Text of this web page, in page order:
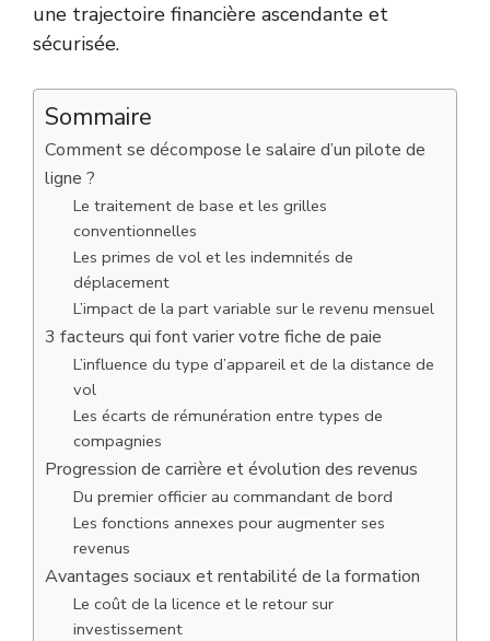
une trajectoire financière ascendante et
sécurisée.
Sommaire
Comment se décompose le salaire d’un pilote de
ligne ?
Le traitement de base et les grilles
conventionnelles
Les primes de vol et les indemnités de
déplacement
L’impact de la part variable sur le revenu mensuel
3 facteurs qui font varier votre fiche de paie
L’influence du type d’appareil et de la distance de
vol
Les écarts de rémunération entre types de
compagnies
Progression de carrière et évolution des revenus
Du premier officier au commandant de bord
Les fonctions annexes pour augmenter ses
revenus
Avantages sociaux et rentabilité de la formation
Le coût de la licence et le retour sur
investissement